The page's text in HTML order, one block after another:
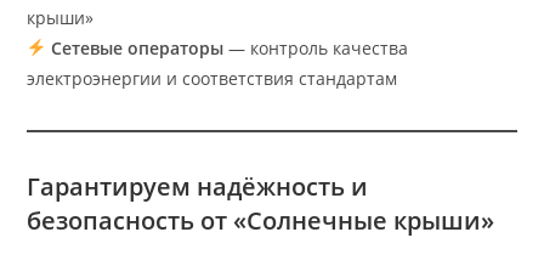
крыши»
Сетевые операторы — контроль качества
электроэнергии и соответствия стандартам
Гарантируем надёжность и
безопасность от «Солнечные крыши»